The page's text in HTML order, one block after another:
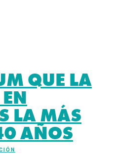
QUE LA
LA MÁS
AÑOS